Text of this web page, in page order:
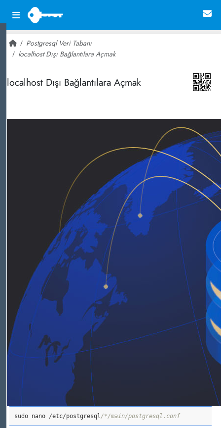
Postgresql Veri Tabanı
localhost Dışı Bağlantılara Açmak
localhost Dışı Bağlantılara Açmak
sudo nano /etc/postgresql/*/main/postgresql.conf